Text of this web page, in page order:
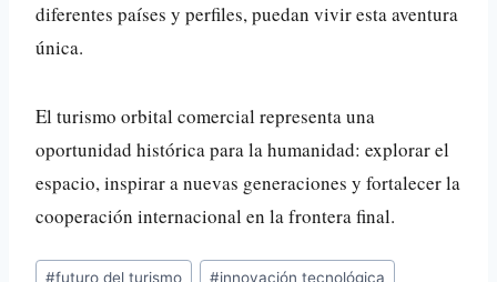
diferentes países y perfiles, puedan vivir esta aventura
única.
El turismo orbital comercial representa una
oportunidad histórica para la humanidad: explorar el
espacio, inspirar a nuevas generaciones y fortalecer la
cooperación internacional en la frontera final.
Etiquetas
#futuro del turismo #innovación tecnológica